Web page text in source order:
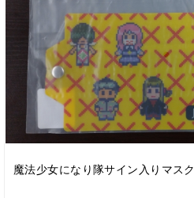
魔法少女になり隊サイン入りマスク